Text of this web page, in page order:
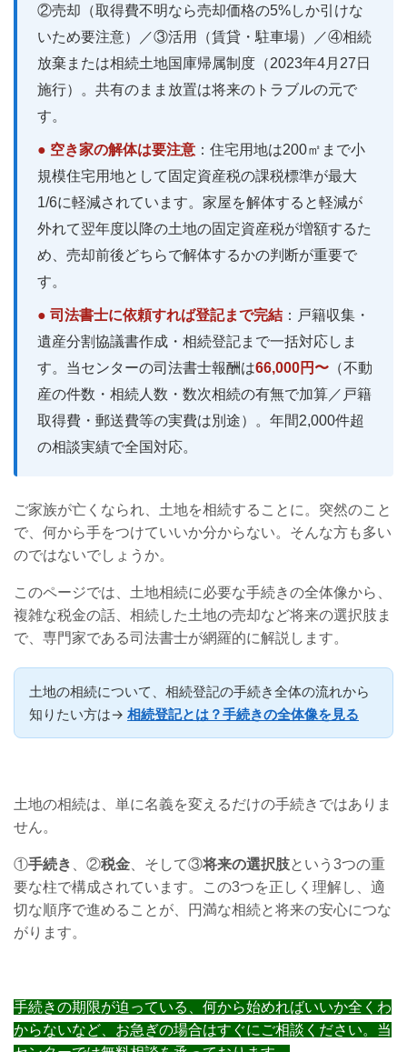
②売却（取得費不明なら売却価格の5%しか引けな
いため要注意）／③活用（賃貸・駐車場）／④相続
放棄または相続土地国庫帰属制度（2023年4月27日
施行）。共有のまま放置は将来のトラブルの元で
す。
● 空き家の解体は要注意 ：住宅用地は200㎡まで小
規模住宅用地として固定資産税の課税標準が最大
1/6に軽減されています。家屋を解体すると軽減が
外れて翌年度以降の土地の固定資産税が増額するた
め、売却前後どちらで解体するかの判断が重要で
す。
● 司法書士に依頼すれば登記まで完結 ：戸籍収集・
遺産分割協議書作成・相続登記まで一括対応しま
す。当センターの司法書士報酬は66,000円〜 （不動
産の件数・相続人数・数次相続の有無で加算／戸籍
取得費・郵送費等の実費は別途）。年間2,000件超
の相談実績で全国対応。
ご家族が亡くなられ、土地を相続することに。突然のこと
で、何から手をつけていいか分からない。そんな方も多い
のではないでしょうか。
このページでは、土地相続に必要な手続きの全体像から、
複雑な税金の話、相続した土地の売却など将来の選択肢ま
で、専門家である司法書士が網羅的に解説します。
土地の相続について、相続登記の手続き全体の流れから
知りたい方は→ 相続登記とは？手続きの全体像を見る
土地の相続は、単に名義を変えるだけの手続きではありま
せん。
①手続き 、②税金 、そして③将来の選択肢という3つの重
要な柱で構成されています。この3つを正しく理解し、適
切な順序で進めることが、円満な相続と将来の安心につな
がります。
手続きの期限が迫っている、何から始めればいいか全くわ
からないなど、お急ぎの場合はすぐにご相談ください。当